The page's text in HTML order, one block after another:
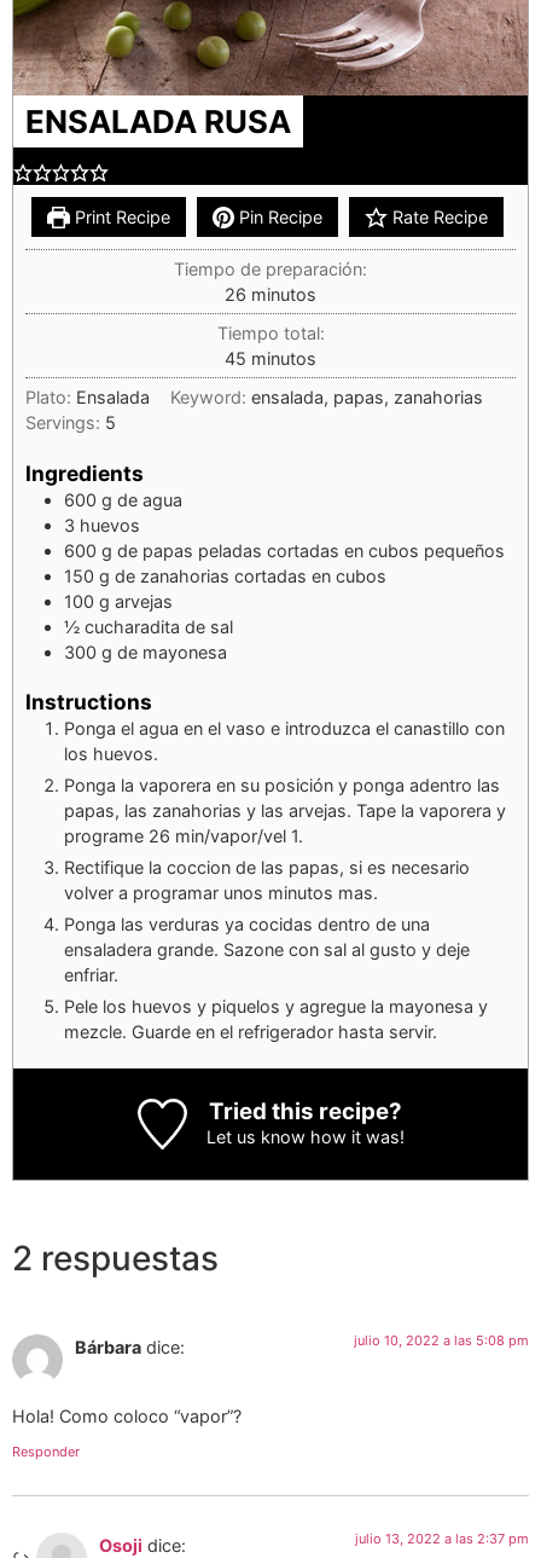
ENSALADA RUSA
Print Recipe Pin Recipe Rate Recipe
Tiempo de preparación:
26 minutos
Tiempo total:
45 minutos
Plato: Ensalada Keyword:ensalada, papas, zanahorias
Servings: 5
Ingredients
600 g de agua
3 huevos
600 g de papas peladas cortadas en cubos pequeños
150 g de zanahorias cortadas en cubos
100 g arvejas
½ cucharadita de sal
300 g de mayonesa
Instructions
Ponga el agua en el vaso e introduzca el canastillo con
los huevos.
Ponga la vaporera en su posición y ponga adentro las
papas, las zanahorias y las arvejas. Tape la vaporera y
programe 26 min/vapor/vel 1.
Rectifique la coccion de las papas, si es necesario
volver a programar unos minutos mas.
Ponga las verduras ya cocidas dentro de una
ensaladera grande. Sazone con sal al gusto y deje
enfriar.
Pele los huevos y piquelos y agregue la mayonesa y
mezcle. Guarde en el refrigerador hasta servir.
Tried this recipe?
Let us know how it was!
2 respuestas
Bárbara dice: julio 10, 2022 a las 5:08 pm
Hola! Como coloco “vapor”?
Responder
Osoji dice: julio 13, 2022 a las 2:37 pm